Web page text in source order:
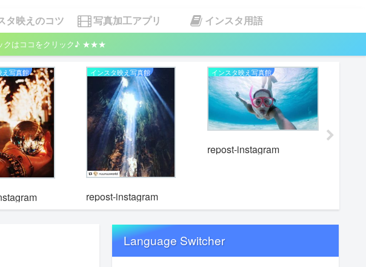
タ映えのコツ 写真加工アプリ インスタ用語
クはココをクリック♪ ★★★
え写真館 インスタ映え写真館
repost-instagram
インスタ映え写真館
Language Switcher